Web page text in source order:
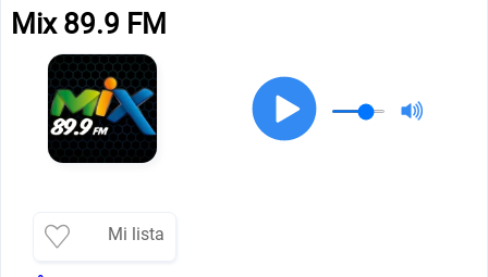
Mix 89.9 FM
Mi lista